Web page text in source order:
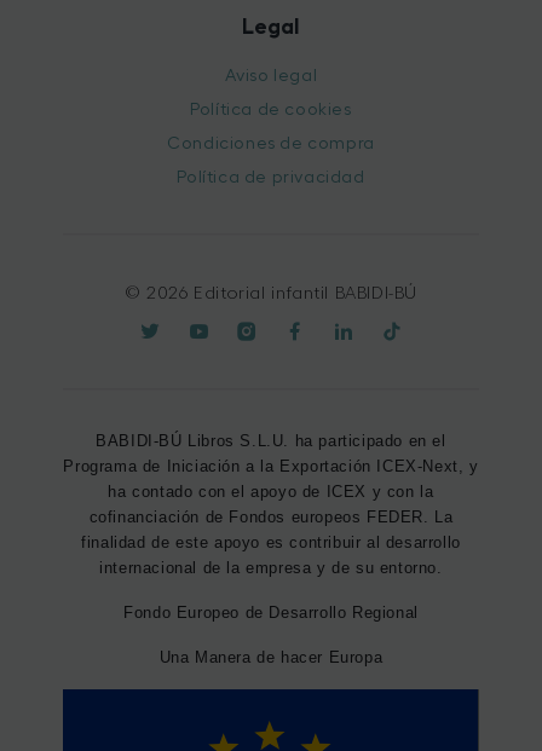
Legal
Aviso legal
Política de cookies
Condiciones de compra
Política de privacidad
© 2026 Editorial infantil BABIDI-BÚ
BABIDI-BÚ Libros S.L.U. ha participado en el
Programa de Iniciación a la Exportación ICEX-Next, y
ha contado con el apoyo de ICEX y con la
cofinanciación de Fondos europeos FEDER. La
finalidad de este apoyo es contribuir al desarrollo
internacional de la empresa y de su entorno.
Fondo Europeo de Desarrollo Regional
Una Manera de hacer Europa